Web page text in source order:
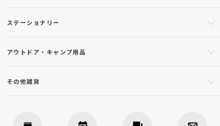
ステーショナリー
アウトドア・キャンプ用品
その他雑貨